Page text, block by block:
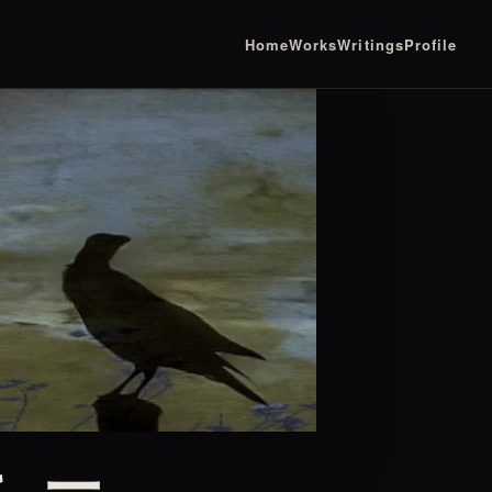
HomeWorksWritingsProfile